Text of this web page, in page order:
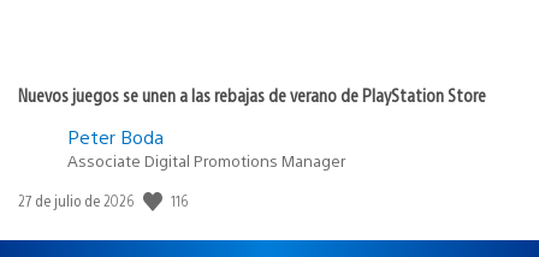
Nuevos juegos se unen a las rebajas de verano de PlayStation Store
Peter Boda
Associate Digital Promotions Manager
Fecha
publicación:
27 de julio de 2026 116